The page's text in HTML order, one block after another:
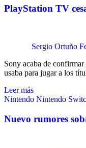
PlayStation TV
Sergio Ortuño
Sony acaba de
usaba para jugar a los
Leer más
Nintendo Nintendo
Nuevo rumores